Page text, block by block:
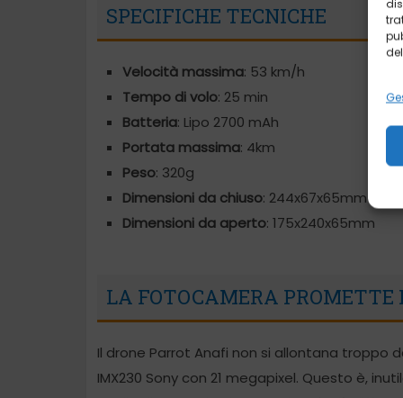
SPECIFICHE TECNICHE
Velocità massima: 53 km/h
Tempo di volo: 25 min
Batteria: Lipo 2700 mAh
Portata massima: 4km
Peso: 320g
Dimensioni da chiuso: 244x67x65mm
Dimensioni da aperto: 175x240x65mm
LA FOTOCAMERA PROMETTE
Il drone Parrot Anafi non si allontana troppo
IMX230 Sony con 21 megapixel. Questo è,